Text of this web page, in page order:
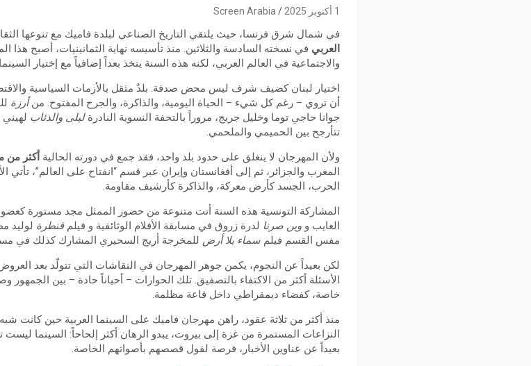
1 أكتوبر 2025 Screen Arabia
في شمال شرق فرنسا، حيث يلتقي التاريخ الصناعي لبلدة فاميك مع تنوعها الثقافي، ينطلق
العربي في نسخته السادسة والثلاثين. منذ تأسيسه نهاية الثمانينيات، أصبح
والاجتماعية في العالم العربي، لكنه هذه السنة يتخذ بعداً إضافياً مع إختيار
اختيار لبنان كضيف شرف ليس محض صدفة. بلدٌ مثقل بالأزمات السياسية
أن تروي – رغم كل شيء – الحياة اليومية، والذاكرة، والجرح المفتوح. منأرزة
جوانا حاجي توما وخليل جريج، مروراً بالتحفة النسوية النادرةليلى والذئاب لهيني
تتأرجح بين الحميمي والملحمي.
ولأن المهرجان لا ينغلق على حدود بلد واحد، فقد جمع في دورته الحالية أكثر
المغرب والجزائر، ثم إلى أفغانستان وإيران عبر قسم “انفتاح على العالم”، تأتي
الحرب، الجسد كأرض معركة، والذاكرة كأرشيف مقاومة.
المشاركة التونسية هذه السنة أتت متنوعة من حضور الممثل مجد مستورة
العايب ووين صرنا لدرة زروق في مسابقة الأفلام الوثائقية و فيلمقنطرة لوليد
مفس القسم فيلمسماء بلا أرض للمخرجة أريج السحيري المشارك كذلك في
لكن بعيداً عن النجوم، يكمن جوهر المهرجان في النقاشات التي تتولّد بعد
الأسئلة أكثر من الاكتفاء بالتصفيق. تلك الحوارات – أحياناً حادة – بين الجمهور
خاصة، كفضاء ديمقراطي داخل قاعة مظلمة.
منذ أكثر من ثلاثة عقود، راهن مهرجان فاميك على السينما العربية حين كانت
النزاعات المستمرة من غزة إلى بيروت، يبدو الرهان أكثر إلحاحاً: السينما ليست
بعيداً عن عناوين الأخبار، فرصة لقول قصصهم بأصواتهم الخاصة.